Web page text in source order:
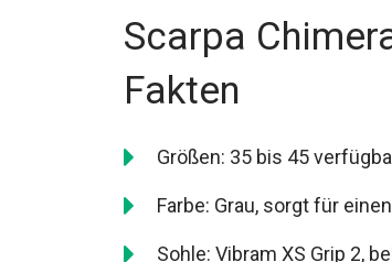
Scarpa
Fakten
Größen: 35 bis 45
Farbe: Grau, sorgt für
Sohle: Vibram XS Grip 2,